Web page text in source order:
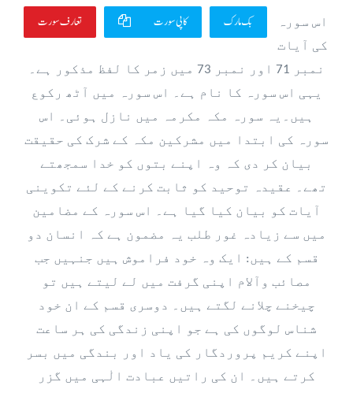
تعارف سورت کاپی سورت بک مارک
اس سورہ
کی آیات
نمبر 71 اور نمبر 73 میں زمر کا لفظ مذکور ہے۔
یہی اس سورہ کا نام ہے۔ اس سورہ میں آٹھ رکوع
ہیں۔یہ سورہ مکہ مکرمہ میں نازل ہوئی۔ اس
سورہ کی ابتدا میں مشرکین مکہ کے شرک کی حقیقت
بیان کر دی کہ وہ اپنے بتوں کو خدا سمجھتے
تھے۔ عقیدہ توحید کو ثابت کرنے کے لئے تکوینی
آیات کو بیان کیا گیا ہے۔ اس سورہ کے مضامین
میں سے زیادہ غور طلب یہ مضمون ہے کہ انسان دو
قسم کے ہیں: ایک وہ خود فراموش ہیں جنہیں جب
مصائب وآلام اپنی گرفت میں لے لیتے ہیں تو
چیخنے چلانے لگتے ہیں۔ دوسری قسم کے ان خود
شناس لوگوں کی ہے جو اپنی زندگی کی ہر ساعت
اپنے کریم پروردگار کی یاد اور بندگی میں بسر
کرتے ہیں۔ ان کی راتیں عبادت الٰہی میں گزر